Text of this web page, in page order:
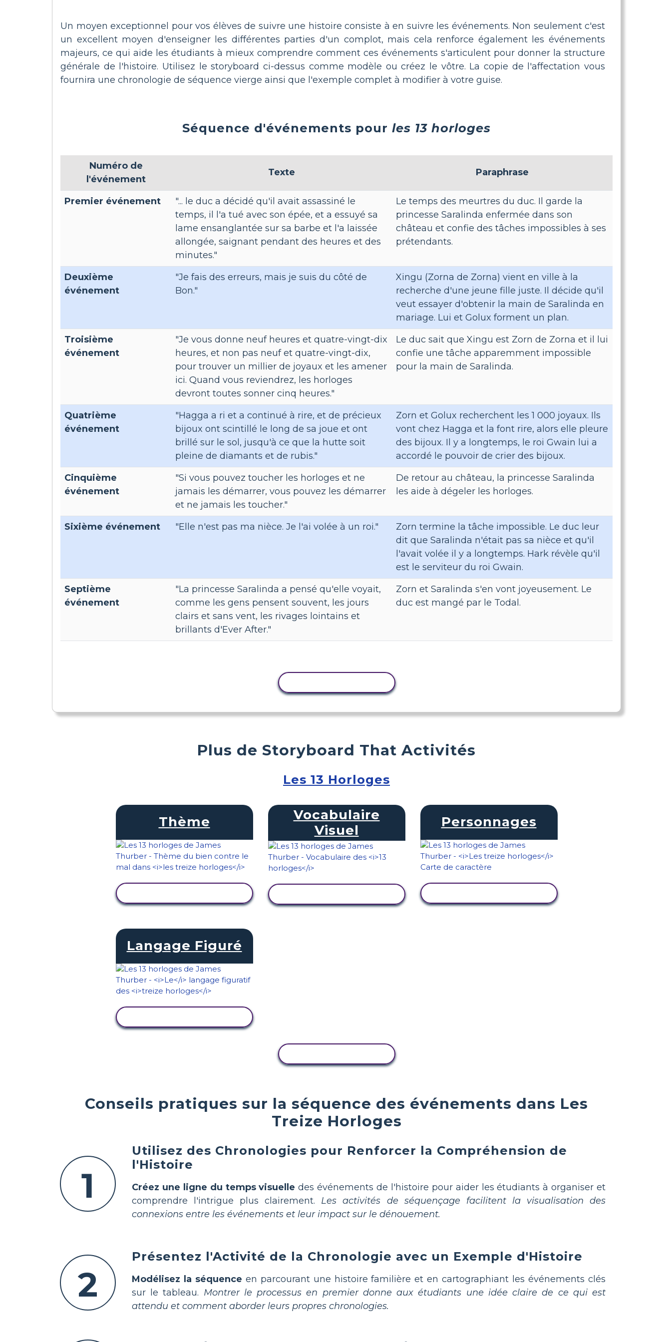
Un moyen exceptionnel pour vos élèves de suivre une histoire consiste à en suivre les événements. Non seulement c'est
un excellent moyen d'enseigner les différentes parties d'un complot, mais cela renforce également les événements
majeurs, ce qui aide les étudiants à mieux comprendre comment ces événements s'articulent pour donner la structure
générale de l'histoire. Utilisez le storyboard ci-dessus comme modèle ou créez le vôtre. La copie de l'affectation vous
fournira une chronologie de séquence vierge ainsi que l'exemple complet à modifier à votre guise.
Séquence d'événements pour les 13 horloges
Numéro de
l'événement
Texte Paraphrase
Premier événement
"... le duc a décidé qu'il avait assassiné le
temps, il l'a tué avec son épée, et a essuyé sa
lame ensanglantée sur sa barbe et l'a laissée
allongée, saignant pendant des heures et des
minutes."
Le temps des meurtres du duc. Il garde la
princesse Saralinda enfermée dans son
château et confie des tâches impossibles à ses
prétendants.
Deuxième
événement
"Je fais des erreurs, mais je suis du côté de
Bon."
Xingu (Zorna de Zorna) vient en ville à la
recherche d'une jeune fille juste. Il décide qu'il
veut essayer d'obtenir la main de Saralinda en
mariage. Lui et Golux forment un plan.
Troisième
événement
"Je vous donne neuf heures et quatre-vingt-dix
heures, et non pas neuf et quatre-vingt-dix,
pour trouver un millier de joyaux et les amener
ici. Quand vous reviendrez, les horloges
devront toutes sonner cinq heures."
Le duc sait que Xingu est Zorn de Zorna et il lui
confie une tâche apparemment impossible
pour la main de Saralinda.
Quatrième
événement
"Hagga a ri et a continué à rire, et de précieux
bijoux ont scintillé le long de sa joue et ont
brillé sur le sol, jusqu'à ce que la hutte soit
pleine de diamants et de rubis."
Zorn et Golux recherchent les 1 000 joyaux. Ils
vont chez Hagga et la font rire, alors elle pleure
des bijoux. Il y a longtemps, le roi Gwain lui a
accordé le pouvoir de crier des bijoux.
Cinquième
événement
"Si vous pouvez toucher les horloges et ne
jamais les démarrer, vous pouvez les démarrer
et ne jamais les toucher."
De retour au château, la princesse Saralinda
les aide à dégeler les horloges.
Sixième événement "Elle n'est pas ma nièce. Je l'ai volée à un roi."
Zorn termine la tâche impossible. Le duc leur
dit que Saralinda n'était pas sa nièce et qu'il
l'avait volée il y a longtemps. Hark révèle qu'il
est le serviteur du roi Gwain.
Septième
événement
"La princesse Saralinda a pensé qu'elle voyait,
comme les gens pensent souvent, les jours
clairs et sans vent, les rivages lointains et
brillants d'Ever After."
Zorn et Saralinda s'en vont joyeusement. Le
duc est mangé par le Todal.
Conseils pratiques sur la séquence des événements dans Les
Treize Horloges
1
Utilisez des Chronologies pour Renforcer la Compréhension de
l'Histoire
Créez une ligne du temps visuelle des événements de l'histoire pour aider les étudiants à organiser et
comprendre l'intrigue plus clairement. Les activités de séquençage facilitent la visualisation des
connexions entre les événements et leur impact sur le dénouement.
2
Présentez l'Activité de la Chronologie avec un Exemple d'Histoire
Modélisez la séquence en parcourant une histoire familière et en cartographiant les événements clés
sur le tableau. Montrer le processus en premier donne aux étudiants une idée claire de ce qui est
attendu et comment aborder leurs propres chronologies.
Plus de Storyboard That Activités
Les 13 Horloges
Thème
Vocabulaire
Visuel
Personnages
Langage Figuré